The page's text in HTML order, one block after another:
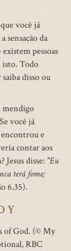
você já
sensação da
pessoas
isto. Todo
disso ou
mendigo
você já
e
contar aos
disse: "Eu
terá fome;
6.35).
of God. (© My
RBC